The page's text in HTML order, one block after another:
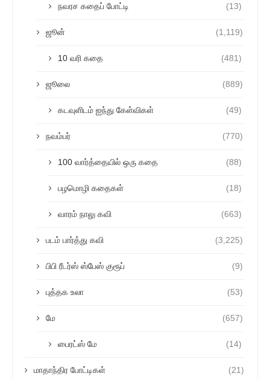
நவரச கதைப் போட்டி (13)
ஜூன் (1,119)
10 வரி கதை (481)
ஜூலை (889)
கடவுளிடம் ஐந்து கேள்விகள் (49)
நவம்பர் (770)
100 வார்த்தையில் ஒரு கதை (88)
பழமொழி கதைகள் (18)
வாரம் நாலு கவி (663)
படம் பார்த்து கவி (3,225)
பிபி ரீடர்ஸ் ஸ்பேஸ் குரூப் (9)
புத்தக உலா (53)
மே (657)
பைரட்ஸ் மே (14)
மாதாந்திர போட்டிகள் (21)